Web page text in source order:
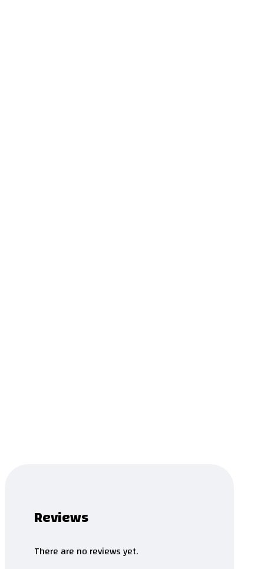
Reviews
There are no reviews yet.